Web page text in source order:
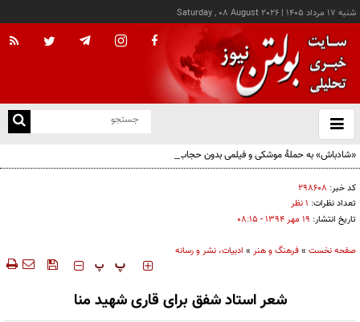
شنبه ۱۷ مرداد ۱۴۰۵ |
Saturday , 08 August 2026
باز
و
«شادباش» به حملۀ موشکی و فیلمی بدون حجاب؛ روایت تناقض‌های محسن قرایی
کد خبر: ۲۹۸۶۰۸
تعداد نظرات: ۱ نظر
تاریخ انتشار: ۱۹ مهر ۱۳۹۴ - ۰۸:۱۵
صفحه نخست »فرهنگ و هنر » ادبیات، نشر و رسانه
‍‍‍ پ پ
شعر استاد شفق برای قاری شهید منا